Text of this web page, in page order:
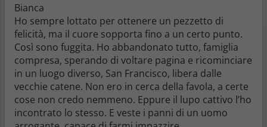
Bianca
Ho sempre lottato per ottenere un pezzetto di
felicità, ma il cuore sopporta fino a un certo punto.
Così sono fuggita. Ho abbandonato tutto, famiglia
compresa, sperando di voltare pagina e ricominciare
in un luogo diverso, San Francisco, libera dalle
vecchie catene. Non ero in cerca della favola, a certe
cose non credo nemmeno. Eppure il lupo cattivo l’ho
incontrato lo stesso. E veste i panni di un uomo